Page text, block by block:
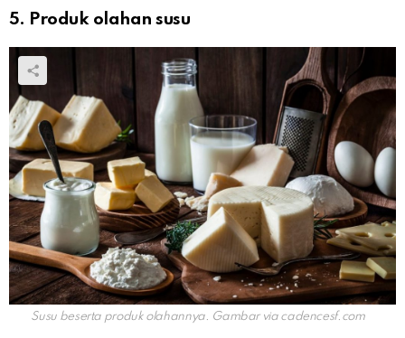
5. Produk olahan susu
Susu beserta produk olahannya. Gambar via cadencesf.com